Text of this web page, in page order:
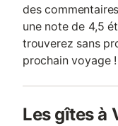
des
une note de 4,5
trouverez sans
prochain voyage !
Les gîtes à